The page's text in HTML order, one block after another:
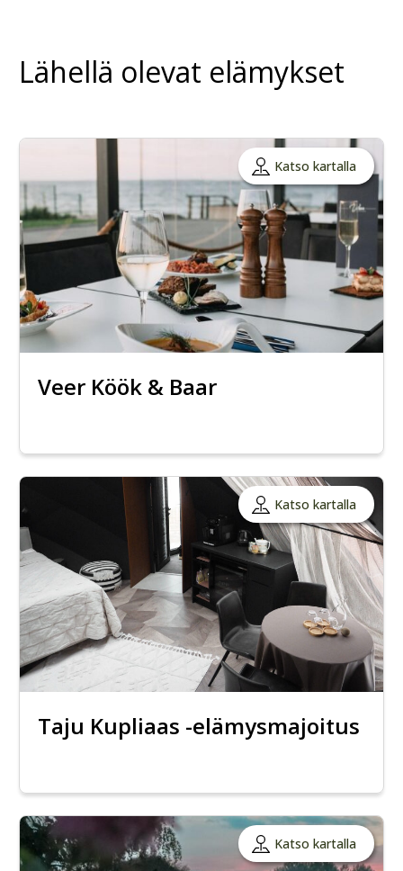
Lähellä olevat elämykset
Katso kartalla
Veer Köök & Baar
Katso kartalla
Taju Kupliaas -elämysmajoitus
Katso kartalla